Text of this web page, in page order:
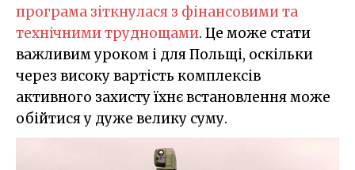
програма зіткнулася з фінансовими та
технічними труднощами. Це може стати
важливим уроком і для Польщі, оскільки
через високу вартість комплексів
активного захисту їхнє встановлення може
обійтися у дуже велику суму.